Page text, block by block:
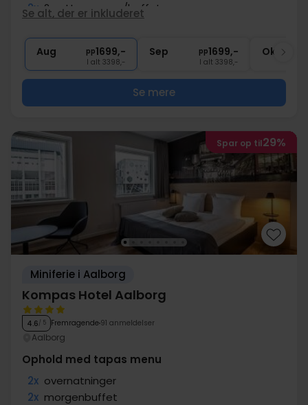
2x 2-retters menu/buffet
∞ Central beliggenhed
Se alt, der er inkluderet
Aug pp1699,-
I alt 3398,-
Sep pp1699,-
I alt 3398,-
Okt
Se mere
Spar op til29%
Miniferie i Aalborg
Kompas Hotel Aalborg
4.6/ 5 Fremragende 91 anmeldelser
Aalborg
Ophold med tapas menu
2x overnatninger
2x morgenbuffet